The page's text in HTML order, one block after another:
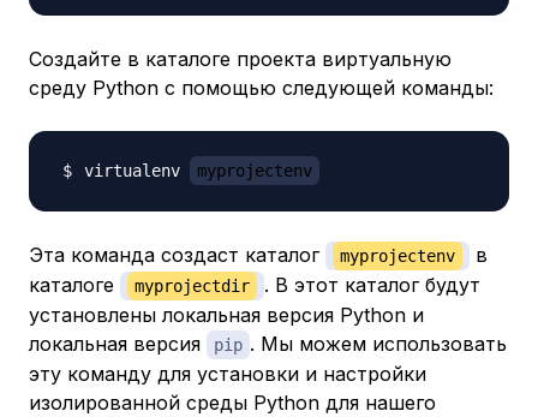
Создайте в каталоге проекта виртуальную
среду Python с помощью следующей команды:
virtualenv myprojectenv
Эта команда создаст каталог myprojectenv
в
каталоге
myprojectdir
. В этот каталог будут
установлены локальная версия Python и
локальная версия
pip . Мы можем использовать
эту команду для установки и настройки
изолированной среды Python для нашего